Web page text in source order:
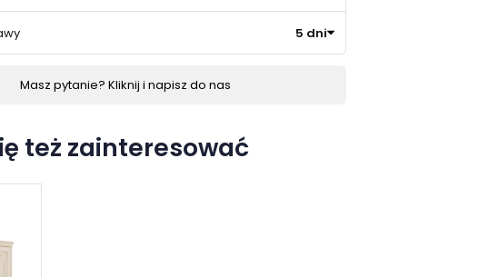
5 dni
Masz pytanie? Kliknij i napisz do nas
też zainteresować